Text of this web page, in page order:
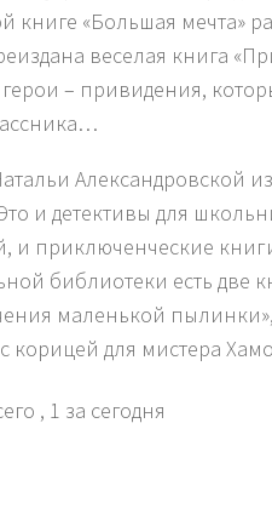
книге «Большая мечта»
веселая книга
– привидения,
Александровской
и детективы для
и приключенческие
библиотеки есть две
маленькой
корицей для мистера
, 1 за сегодня